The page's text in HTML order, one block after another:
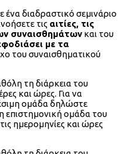
ένα διαδραστικό σεμινάριο
τις αιτίες, τις
συναισθημάτων και του
με τα
του συναισθηματικού
τη διάρκεια του
και ώρες. Για να
ομάδα δηλώστε
επιστημονική ομάδα του
ημερομηνίες και ώρες